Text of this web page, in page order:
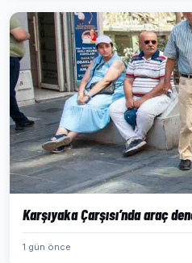
Karşıyaka Çarşısı’nda araç
1 gün önce